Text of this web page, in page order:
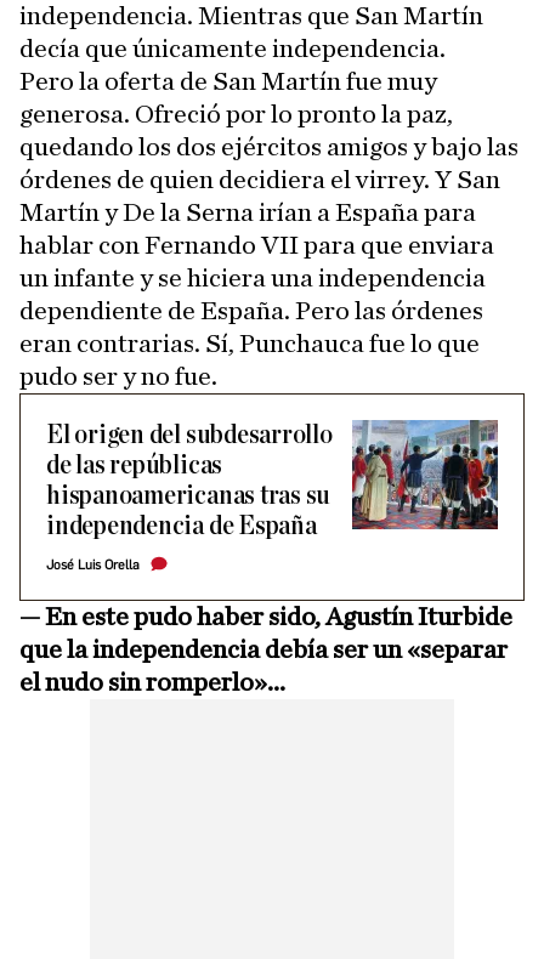
independencia. Mientras que San Martín
decía que únicamente independencia.
Pero la oferta de San Martín fue muy
generosa. Ofreció por lo pronto la paz,
quedando los dos ejércitos amigos y bajo las
órdenes de quien decidiera el virrey. Y San
Martín y De la Serna irían a España para
hablar con Fernando VII para que enviara
un infante y se hiciera una independencia
dependiente de España. Pero las órdenes
eran contrarias. Sí, Punchauca fue lo que
pudo ser y no fue.
El origen del subdesarrollo
de las repúblicas
hispanoamericanas tras su
independencia de España
José Luis Orella
— En este pudo haber sido, Agustín Iturbide
que la independencia debía ser un «separar
el nudo sin romperlo»...